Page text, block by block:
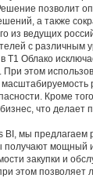
позволит
а также
из ведущих
с различным
Облако
При этом
Кроме
что делает
BI, мы
получают мощный
закупки и
этом